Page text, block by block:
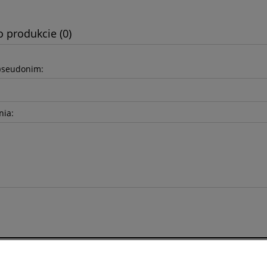
produkcie (0)